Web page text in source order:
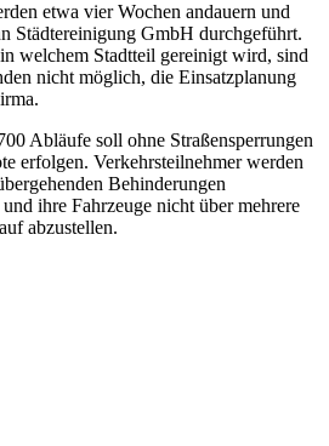
etwa vier Wochen andauern und
Städtereinigung GmbH durchgeführt.
welchem Stadtteil gereinigt wird, sind
nicht möglich, die Einsatzplanung
Abläufe soll ohne Straßensperrungen
erfolgen. Verkehrsteilnehmer werden
Behinderungen
ihre Fahrzeuge nicht über mehrere
abzustellen.